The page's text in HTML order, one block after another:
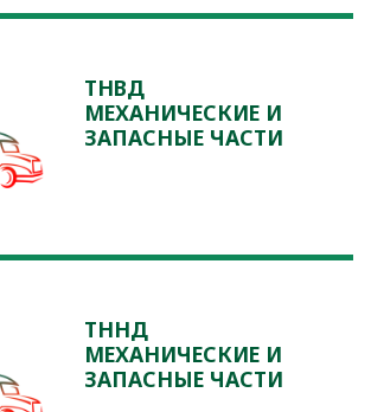
ТНВД
МЕХАНИЧЕСКИЕ И
ЗАПАСНЫЕ ЧАСТИ
ТННД
МЕХАНИЧЕСКИЕ И
ЗАПАСНЫЕ ЧАСТИ